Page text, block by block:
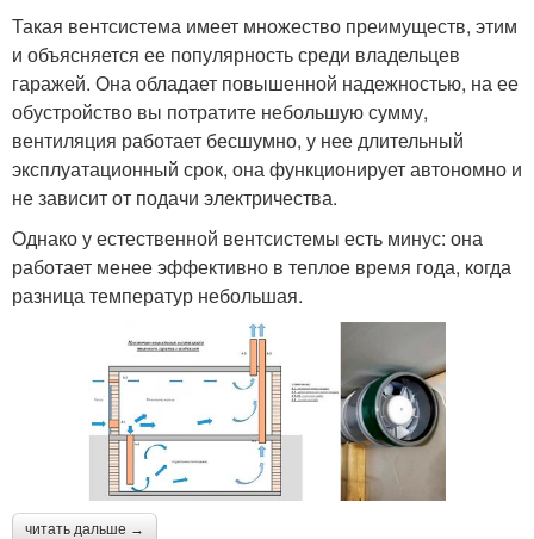
Такая вентсистема имеет множество преимуществ, этим
и объясняется ее популярность среди владельцев
гаражей. Она обладает повышенной надежностью, на ее
обустройство вы потратите небольшую сумму,
вентиляция работает бесшумно, у нее длительный
эксплуатационный срок, она функционирует автономно и
не зависит от подачи электричества.
Однако у естественной вентсистемы есть минус: она
работает менее эффективно в теплое время года, когда
разница температур небольшая.
читать дальше →